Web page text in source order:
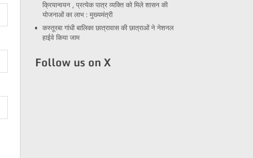
क्रियान्वयन , प्रत्येक पात्र व्यक्ति को मिले शासन की
योजनाओं का लाभ : मुख्यमंत्री
कस्तूरबा गांधी बालिका छात्रावास की छात्राओं ने नेशनल
हाईवे किया जाम
Follow us on X